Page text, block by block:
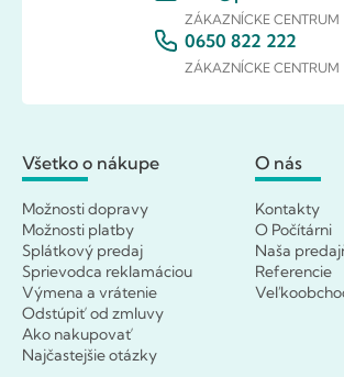
ZÁKAZNÍCKE CENTRUM
0650 822 222
ZÁKAZNÍCKE CENTRUM
Všetko o nákupe
Možnosti dopravy
Možnosti platby
Splátkový predaj
Sprievodca reklamáciou
Výmena a vrátenie
Odstúpiť od zmluvy
Ako nakupovať
Najčastejšie otázky
O nás
Kontakty
O Počítárni
Naša
Referencie